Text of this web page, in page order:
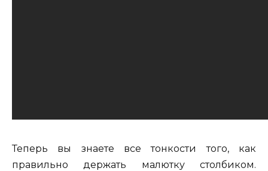
Теперь вы знаете все тонкости того, как
правильно держать малютку столбиком.